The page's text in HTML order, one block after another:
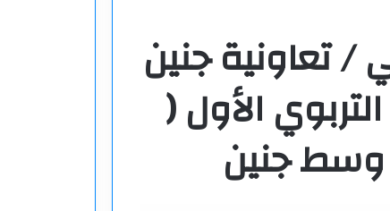
/ تعاونية جنين
الأول (
وسط جنين